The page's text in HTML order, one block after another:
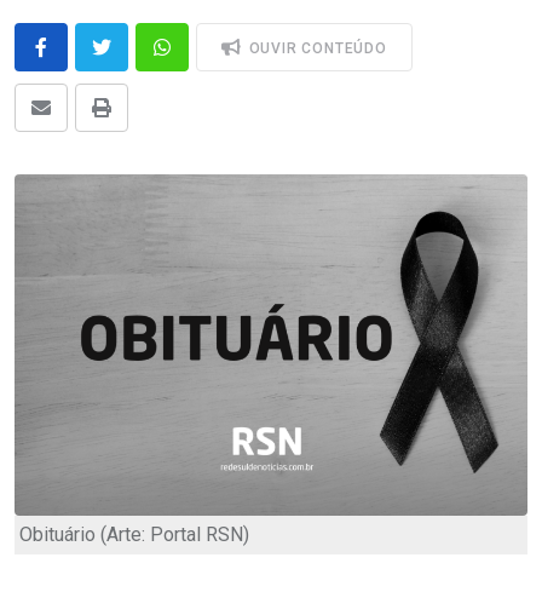
OUVIR CONTEÚDO
Obituário (Arte: Portal RSN)